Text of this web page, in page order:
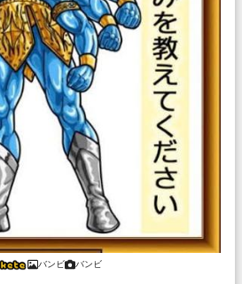
バンビ バンビ